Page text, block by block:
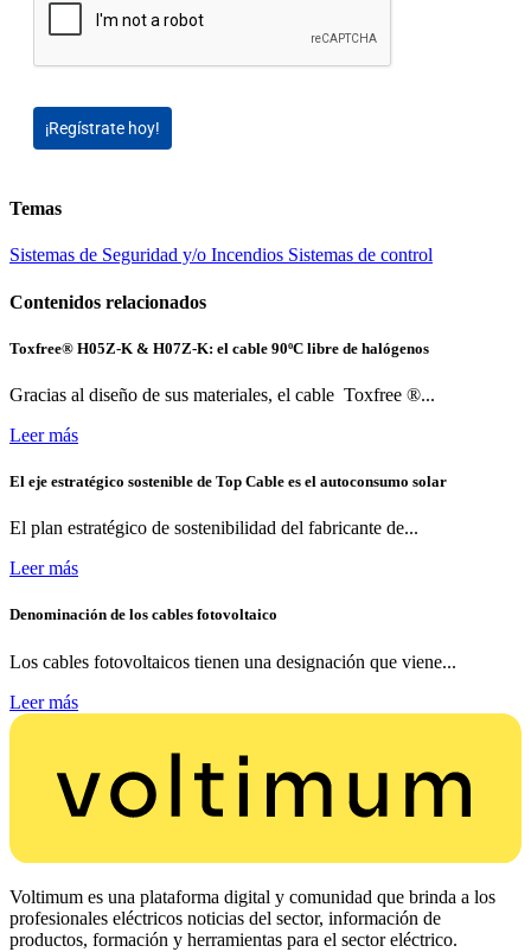
¡Regístrate hoy!
Temas
Sistemas de Seguridad y/o Incendios Sistemas de control
Contenidos relacionados
Toxfree® H05Z-K & H07Z-K: el cable 90ºC libre de halógenos
Gracias al diseño de sus materiales, el cable Toxfree ®...
Leer más
El eje estratégico sostenible de Top Cable es el autoconsumo solar
El plan estratégico de sostenibilidad del fabricante de...
Leer más
Denominación de los cables fotovoltaico
Los cables fotovoltaicos tienen una designación que viene...
Leer más
Voltimum es una plataforma digital y comunidad que brinda a los
profesionales eléctricos noticias del sector, información de
productos, formación y herramientas para el sector eléctrico.